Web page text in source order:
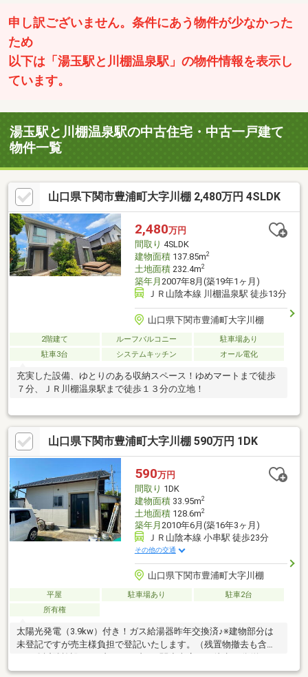
申し訳ございません。条件にあう物件が少なかった
ため
以下は「湯玉駅と川棚温泉駅」の物件情報を表示し
ています。
湯玉駅と川棚温泉駅の中古住宅・中古一戸建て
物件一覧
山口県下関市豊浦町大字川棚 2,480万円 4SLDK
2,480万円
間取り 4SLDK
建物面積137.85m2
土地面積232.4m2
築年月 2007年8月(築19年1ヶ月)
ＪＲ山陰本線 川棚温泉駅 徒歩13分
山口県下関市豊浦町大字川棚
2階建て ルーフバルコニー
駐車場あり
駐車3台
システムキッチン オール電化
充実した設備、ゆとりのある収納スペース！ゆめマートまで徒歩
７分、ＪＲ川棚温泉駅まで徒歩１３分の立地！
山口県下関市豊浦町大字川棚 590万円 1DK
590万円
間取り 1DK
建物面積33.95m2
土地面積128.6m2
築年月 2010年6月(築16年3ヶ月)
ＪＲ山陰本線 小串駅 徒歩23分
その他の交通
山口県下関市豊浦町大字川棚
平屋 駐車場あり
駐車2台
所有権
太陽光発電（3.9kw）付き！ガス給湯器昨年交換済♪※建物部分は
未登記ですが売主様負担で登記いたします。（残置物撤去も含
1400m)